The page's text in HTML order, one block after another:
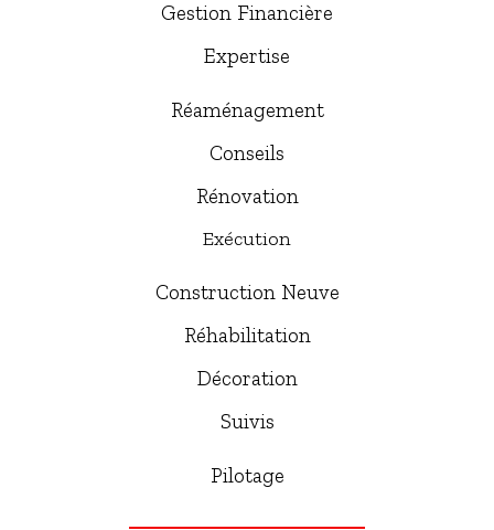
Gestion Financière
Expertise
Réaménagement
Conseils
Rénovation
Exécution
Construction Neuve
Réhabilitation
Décoration
Suivis
Pilotage